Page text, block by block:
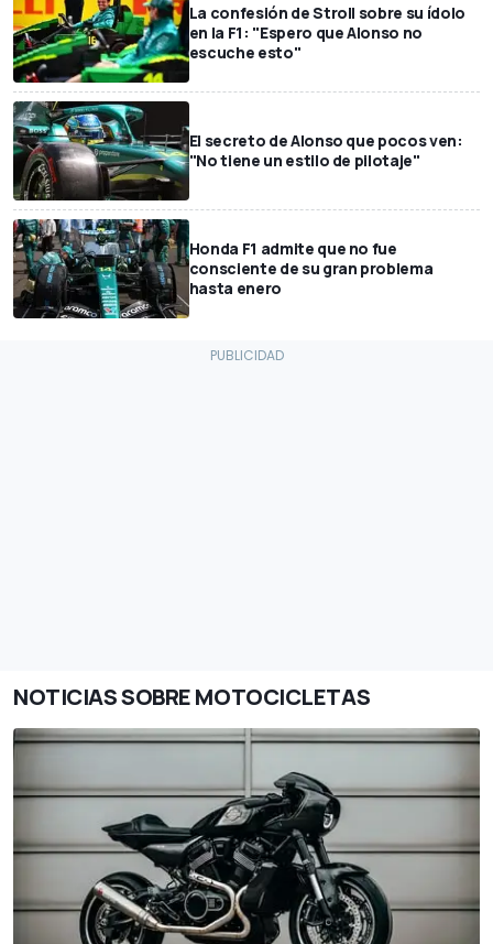
La confesión de Stroll sobre su ídolo
en la F1: "Espero que Alonso no
escuche esto"
El secreto de Alonso que pocos ven:
"No tiene un estilo de pilotaje"
Honda F1 admite que no fue
consciente de su gran problema
hasta enero
NOTICIAS SOBRE MOTOCICLETAS